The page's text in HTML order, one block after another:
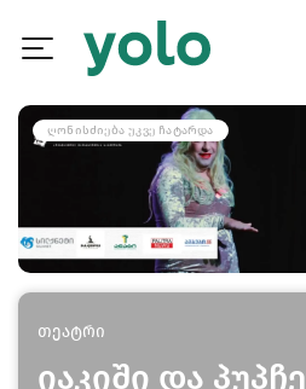
ᲦᲝᲜᲘᲡᲫᲘᲔᲑᲐ ᲣᲙᲕᲔ ᲩᲐᲢᲐᲠᲓᲐ
თეატრი
იაკიში და პუპჩე